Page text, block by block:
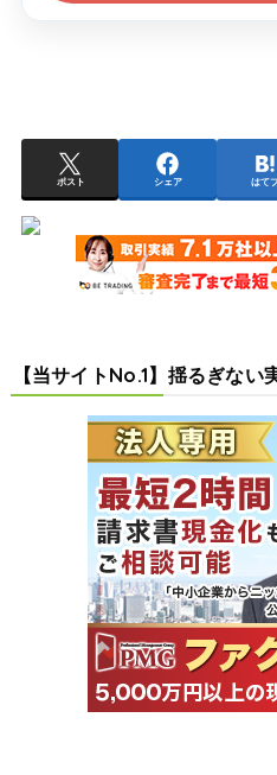
ポスト シェア はて
【当サイトNo.1】揺るぎない